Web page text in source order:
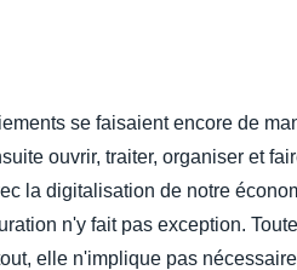
se faisaient encore de
ouvrir, traiter, organiser et
la digitalisation de notre
n'y fait pas exception.
elle n'implique pas